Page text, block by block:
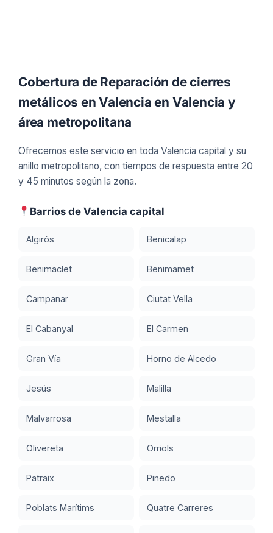
Cobertura de Reparación de cierres
metálicos en Valencia en Valencia y
área metropolitana
Ofrecemos este servicio en toda Valencia capital y su
anillo metropolitano, con tiempos de respuesta entre 20
y 45 minutos según la zona.
Barrios de Valencia capital
Algirós Benicalap
Benimaclet Benimamet
Campanar Ciutat Vella
El Cabanyal El Carmen
Gran Vía Horno de Alcedo
Jesús Malilla
Malvarrosa Mestalla
Olivereta Orriols
Patraix Pinedo
Poblats Marítims Quatre Carreres